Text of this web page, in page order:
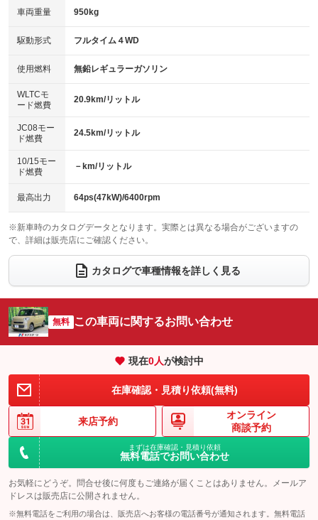
アイドリングストップ
：装備あり
USB入力端子
：装備あり
100V電源
：装備なし
センターデフロック
：装備なし
電動格納ミラー
：装備あり
キーレス
HID(キセノンライト)
：装備なし
バックカメラ
：装備あり
エアロ
：装備なし
：装備なし
パワーシート
ベンチシート
：装備あり
チップアップシート
：装備なし
：装備なし ：装備あり
ウォークスルー
：装備なし
電動リアゲート フロントカメラ
：装備なし
：装備なし ：装備なし
サイドカメラ
：装備なし ルーフレール
：装備なし
：装備なし
：装備なし
車両重量 950kg
駆動形式 フルタイム４WD
使用燃料 無鉛レギュラーガソリン
WLTCモ
ード燃費
20.9km/リットル
JC08モー
ド燃費
24.5km/リットル
10/15モー
ド燃費
－km/リットル
最高出力 64ps(47kW)/6400rpm
※新車時のカタログデータとなります。実際とは異なる場合がございますの
で、詳細は販売店にご確認ください。
カタログで車種情報を詳しく見る
無料 この車両に関するお問い合わせ
現在0人が検討中
在庫確認・見積り依頼(無料)
来店予約
オンライン
商談予約
まずは在庫確認・見積り依頼
無料電話でお問い合わせ
お気軽にどうぞ。問合せ後に何度もご連絡が届くことはありません。メールア
ドレスは販売店に公開されません。
※無料電話をご利用の場合は、販売店へお客様の電話番号が通知されます。無料電話